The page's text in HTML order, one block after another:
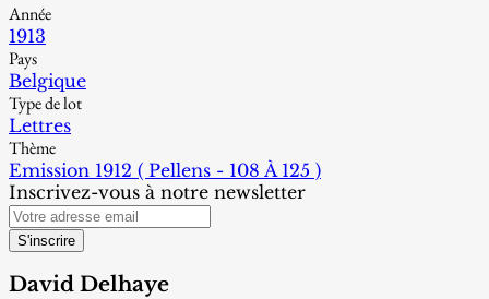
Année
1913
Pays
Belgique
Type de lot
Lettres
Thème
Emission 1912 ( Pellens - 108 À 125 )
Inscrivez-vous à notre newsletter
S'inscrire
David Delhaye